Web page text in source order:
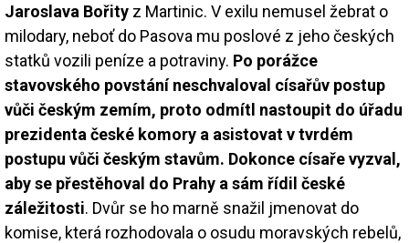
Jaroslava Bořity z Martinic. V exilu nemusel žebrat o
milodary, neboť do Pasova mu poslové z jeho českých
statků vozili peníze a potraviny. Po porážce
stavovského povstání neschvaloval císařův postup
vůči českým zemím, proto odmítl nastoupit do úřadu
prezidenta české komory a asistovat v tvrdém
postupu vůči českým stavům. Dokonce císaře vyzval,
aby se přestěhoval do Prahy a sám řídil české
záležitosti. Dvůr se ho marně snažil jmenovat do
komise, která rozhodovala o osudu moravských rebelů,